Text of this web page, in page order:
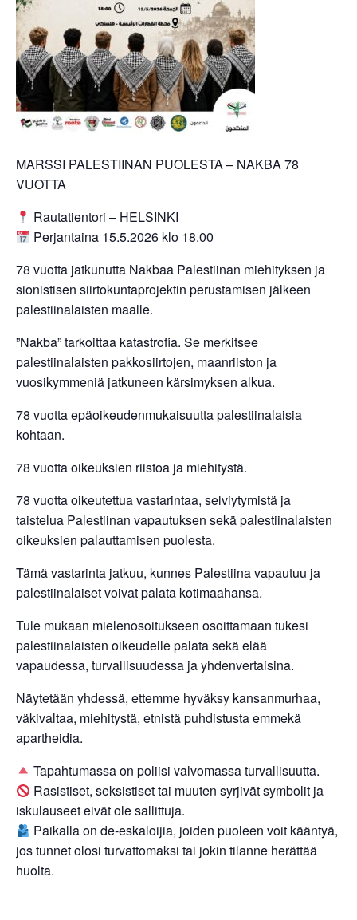
MARSSI PALESTIINAN PUOLESTA – NAKBA 78
VUOTTA
Rautatientori – HELSINKI
Perjantaina 15.5.2026 klo 18.00
78 vuotta jatkunutta Nakbaa Palestiinan miehityksen ja
sionistisen siirtokuntaprojektin perustamisen jälkeen
palestiinalaisten maalle.
”Nakba” tarkoittaa katastrofia. Se merkitsee
palestiinalaisten pakkosiirtojen, maanriiston ja
vuosikymmeniä jatkuneen kärsimyksen alkua.
78 vuotta epäoikeudenmukaisuutta palestiinalaisia
kohtaan.
78 vuotta oikeuksien riistoa ja miehitystä.
78 vuotta oikeutettua vastarintaa, selviytymistä ja
taistelua Palestiinan vapautuksen sekä palestiinalaisten
oikeuksien palauttamisen puolesta.
Tämä vastarinta jatkuu, kunnes Palestiina vapautuu ja
palestiinalaiset voivat palata kotimaahansa.
Tule mukaan mielenosoitukseen osoittamaan tukesi
palestiinalaisten oikeudelle palata sekä elää
vapaudessa, turvallisuudessa ja yhdenvertaisina.
Näytetään yhdessä, ettemme hyväksy kansanmurhaa,
väkivaltaa, miehitystä, etnistä puhdistusta emmekä
apartheidia.
Tapahtumassa on poliisi valvomassa turvallisuutta.
Rasistiset, seksistiset tai muuten syrjivät symbolit ja
iskulauseet eivät ole sallittuja.
Paikalla on de-eskaloijia, joiden puoleen voit kääntyä,
jos tunnet olosi turvattomaksi tai jokin tilanne herättää
huolta.